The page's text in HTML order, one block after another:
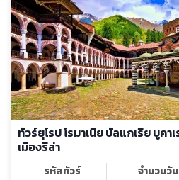
ทัวร์ยุโรป โรมาเนีย บัลแกเรีย บูคาเรสต์ โซเฟีย สำนักสงฆ์
เมืองรีล่า
รหัสทัวร์
จำนวนวัน